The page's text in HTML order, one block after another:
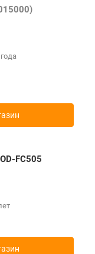
FC505